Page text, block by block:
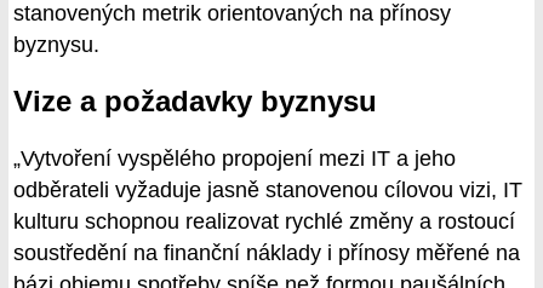
stanovených metrik orientovaných na přínosy
byznysu.
Vize a požadavky byznysu
„Vytvoření vyspělého propojení mezi IT a jeho
odběrateli vyžaduje jasně stanovenou cílovou vizi, IT
kulturu schopnou realizovat rychlé změny a rostoucí
soustředění na finanční náklady i přínosy měřené na